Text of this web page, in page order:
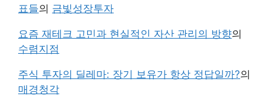
표들의 금빛성장투자
요즘 재테크 고민과 현실적인 자산 관리의 방향의
수렴지점
주식 투자의 딜레마: 장기 보유가 항상 정답일까?의
매경청각